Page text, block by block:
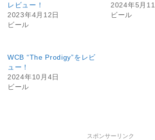
レビュー！
2023年4月12日
ビール
2024年5月11
ビール
WCB “The Prodigy”をレビ
ュー！
2024年10月4日
ビール
スポンサーリンク